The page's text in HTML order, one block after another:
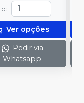
:
Ver opções
Pedir via
Whatsapp